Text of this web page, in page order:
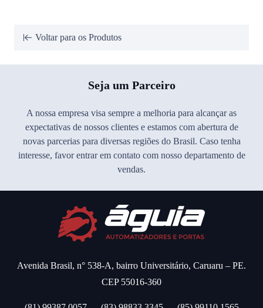
Voltar para os Produtos
Seja um Parceiro
A nossa empresa visa sempre a melhoria para alcançar as
expectativas de nossos clientes e estamos com abertura de
novas parcerias para diversas regiões do Brasil. Caso tenha
interesse, favor entrar em contato com nosso departamento de
vendas.
Avenida Brasil, n° 538-A, bairro Universitário, Caruaru – PE.
CEP 55016-360